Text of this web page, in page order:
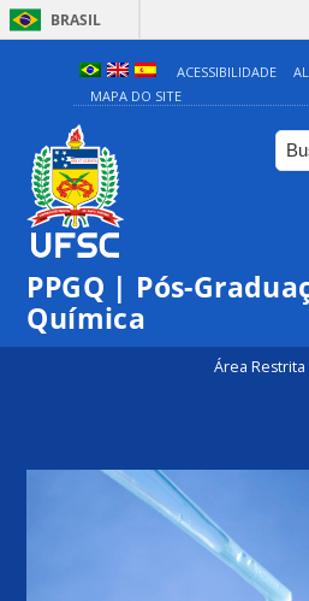
BRASIL
ACESSIBILIDADE
MAPA DO SITE
PPGQ | Pós-
Química
Área Restrita